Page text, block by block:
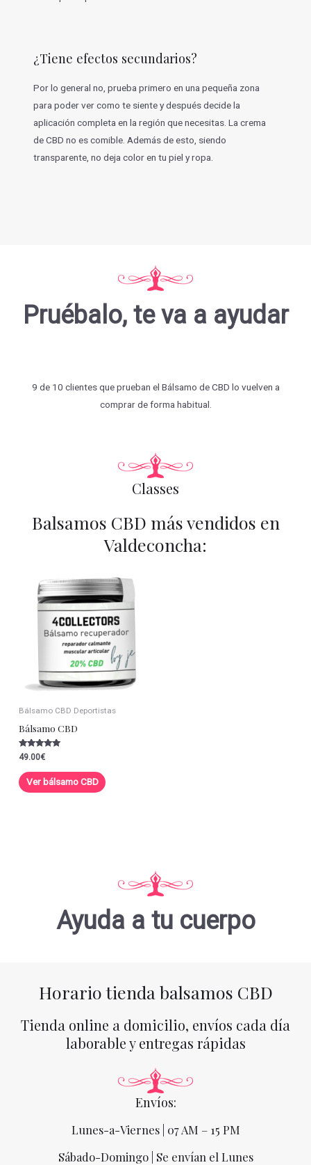
¿Tiene efectos secundarios?
Por lo general no, prueba primero en una pequeña zona
para poder ver como te siente y después decide la
aplicación completa en la región que necesitas. La crema
de CBD no es comible. Además de esto, siendo
transparente, no deja color en tu piel y ropa.
Pruébalo, te va a ayudar
9 de 10 clientes que prueban el Bálsamo de CBD lo vuelven a
comprar de forma habitual.
Classes
Balsamos CBD más vendidos en
Valdeconcha:
Bálsamo CBD Deportistas
Bálsamo CBD
Valorado con
5.00
de 5
49.00€
Ver bálsamo CBD
Ayuda a tu cuerpo
Horario tienda balsamos CBD
Tienda online a domicilio, envíos cada día
laborable y entregas rápidas
Envíos:
Lunes-a-Viernes | 07 AM – 15 PM
Sábado-Domingo | Se envían el Lunes